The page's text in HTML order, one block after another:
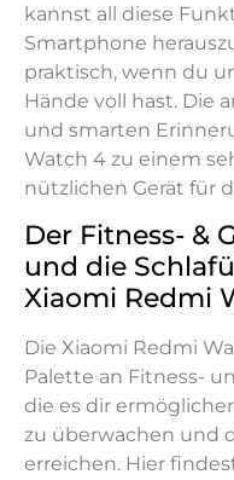
kannst all diese
Smartphone
praktisch, wenn du
Hände voll hast. Die
und smarten
Watch 4 zu einem
nützlichen Gerät für
Der Fitness- &
und die
Xiaomi Redmi
Die Xiaomi Redmi
Palette an Fitness-
die es dir
zu überwachen und
erreichen. Hier